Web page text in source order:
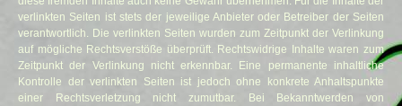
verlinkten Seiten ist stets der jeweilige Anbieter oder Betreiber der Seiten
verantwortlich. Die verlinkten Seiten wurden zum Zeitpunkt der Verlinkung
auf mögliche Rechtsverstöße überprüft. Rechtswidrige Inhalte waren zum
Zeitpunkt der Verlinkung nicht erkennbar. Eine permanente inhaltliche
Kontrolle der verlinkten Seiten ist jedoch ohne konkrete Anhaltspunkte
einer Rechtsverletzung nicht zumutbar. Bei Bekanntwerden von